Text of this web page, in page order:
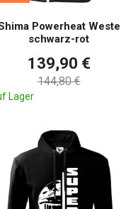
Powerheat Weste
schwarz-rot
139,90 €
144,80 €
Lager